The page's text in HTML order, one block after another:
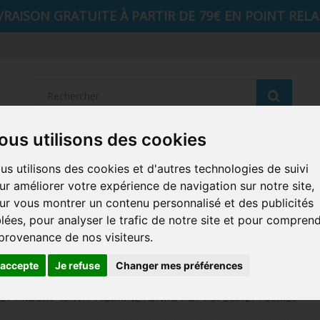
utilisons des cookies
utilisons des cookies et d'autres technologies de suivi
améliorer votre expérience de navigation sur notre site,
vous montrer un contenu personnalisé et des publicités
pour analyser le trafic de notre site et pour
de nos visiteurs.
Je refuse Changer mes préférences
GRATUITE À PARTIR DE 79€ EN POINT
AUTRES COMICS MUSIQUE SPORTS POP
FUNKO HOME FUNKO VINYL SODA RETRO
CARTE A JOUER
/ ROCKY 45 TH / FIGURINE FUNKO POP / SPECIALTY SERIES